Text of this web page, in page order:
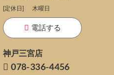
[定休日]
木曜日
電話する
神戸三宮店
078-336-4456